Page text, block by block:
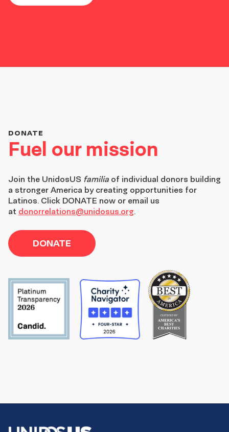
Fuel our mission
DONATE
Join the UnidosUS familia of individual donors building
a stronger America by creating opportunities for
Latinos. Click DONATE now or email us
at donorrelations@unidosus.org.
DONATE